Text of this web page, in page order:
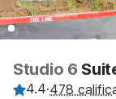
Studio 6
4.4·478